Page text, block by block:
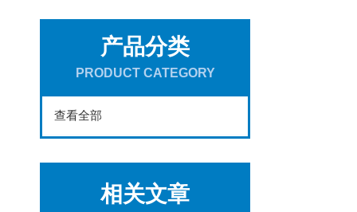
产品分类
PRODUCT CATEGORY
查看全部
相关文章